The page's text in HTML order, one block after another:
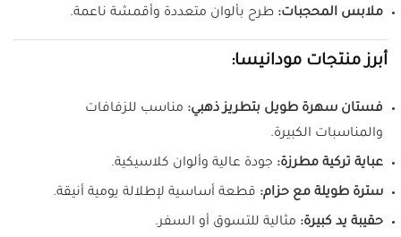
ملابس المحجبات: طرح بألوان متعددة وأقمشة ناعمة.
أبرز منتجات مودانيسا:
فستان سهرة طويل بتطريز ذهبي: مناسب للزفافات
والمناسبات الكبيرة.
عباية تركية مطرزة: جودة عالية وألوان كلاسيكية.
سترة طويلة مع حزام: قطعة أساسية لإطلالة يومية أنيقة.
حقيبة يد كبيرة: مثالية للتسوق أو السفر.